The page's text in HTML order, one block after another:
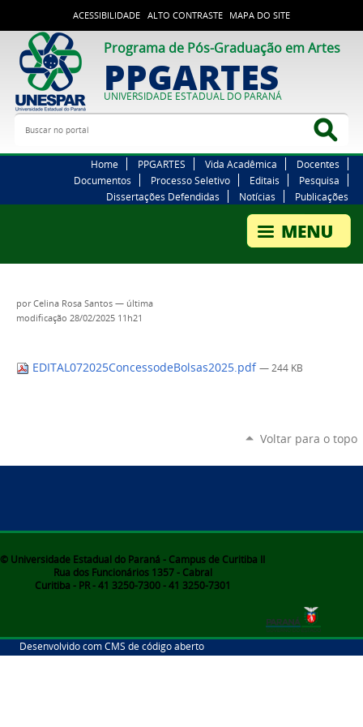
ACESSIBILIDADE ALTO CONTRASTE MAPA DO SITE
Programa de Pós-Graduação em Artes
PPGARTES
UNIVERSIDADE ESTADUAL DO PARANÁ
Buscar no portal
Home PPGARTES Vida Acadêmica
Docentes
Documentos
Processo Seletivo Editais
Pesquisa
Dissertações Defendidas
Notícias Publicações
porCelina Rosa Santos — última
modificação 28/02/2025 11h21
EDITAL072025ConcessodeBolsas2025.pdf — 244 KB
Voltar para o topo
© Universidade Estadual do Paraná - Campus de Curitiba II
Rua dos Funcionários 1357 - Cabral
Curitiba - PR - 41 3250-7300 - 41 3250-7301
Desenvolvido com CMS de código aberto